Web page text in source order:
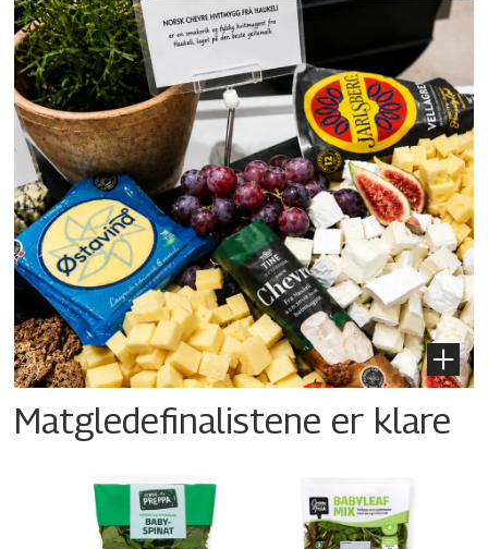
Matgledefinalistene er klare